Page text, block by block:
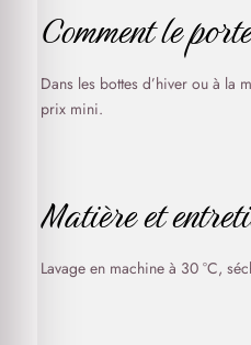
Comment le
Dans les bottes d’hiver ou à la
prix mini.
Matière et
Lavage en machine à 30 °C,